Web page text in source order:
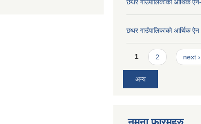
छथर गाउँपालिकाको आर्थिक
छथर गाउँपालिकाको आर्थिक
Pages
1 2 next ›
अन्य